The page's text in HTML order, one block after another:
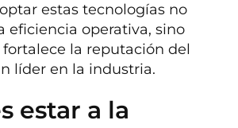
estas tecnologías no
eficiencia operativa, sino
la reputación del
líder en la industria.
estar a la